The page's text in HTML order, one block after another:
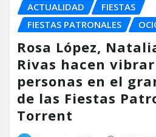
ACTUALIDAD
FIESTAS
FIESTAS PATRONALES
Rosa López,
Rivas hacen
personas en el
de las Fiestas
Torrent